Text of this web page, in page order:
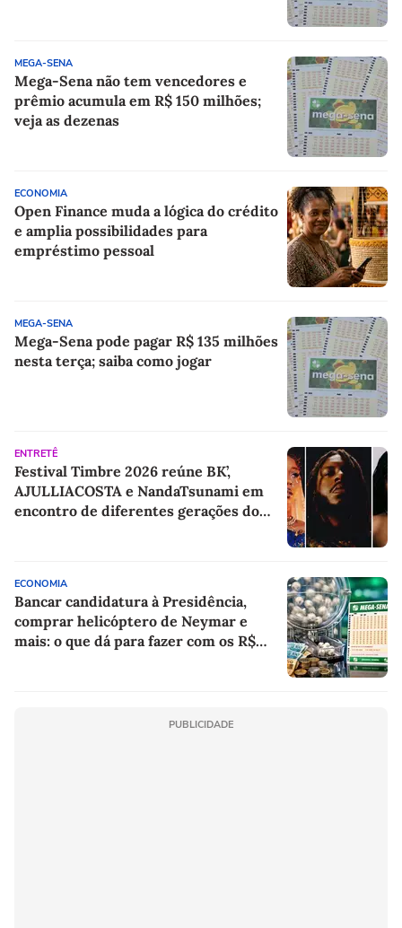
MEGA-SENA
Mega-Sena não tem vencedores e
prêmio acumula em R$ 150 milhões;
veja as dezenas
ECONOMIA
Open Finance muda a lógica do crédito
e amplia possibilidades para
empréstimo pessoal
MEGA-SENA
Mega-Sena pode pagar R$ 135 milhões
nesta terça; saiba como jogar
ENTRETÊ
Festival Timbre 2026 reúne BK’,
AJULLIACOSTA e NandaTsunami em
encontro de diferentes gerações do
ECONOMIA
Bancar candidatura à Presidência,
comprar helicóptero de Neymar e
mais: o que dá para fazer com os R$
PUBLICIDADE